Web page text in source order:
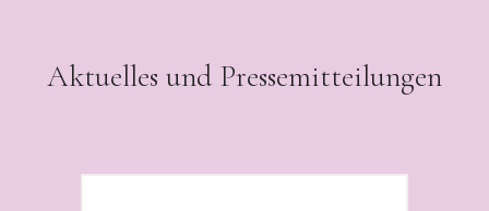
Aktuelles und Pressemitteilungen